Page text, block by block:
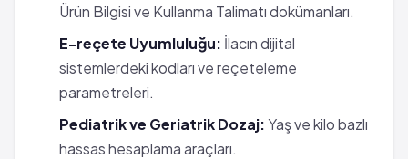
Ürün Bilgisi ve Kullanma Talimatı dokümanları.
E-reçete Uyumluluğu: İlacın dijital
sistemlerdeki kodları ve reçeteleme
parametreleri.
Pediatrik ve Geriatrik Dozaj:Yaş ve kilo bazlı
hassas hesaplama araçları.